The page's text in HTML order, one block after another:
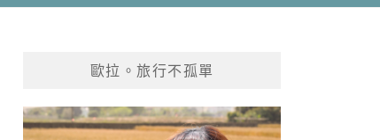
歐拉。旅行不孤單